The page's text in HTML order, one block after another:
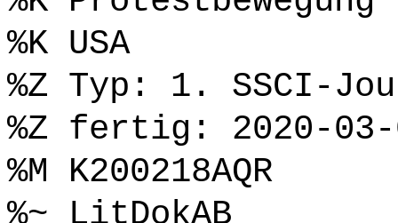
%K USA
%Z Typ: 1. SSCI-
%Z fertig: 2020-03-
%M K200218AQR
%~ LitDokAB